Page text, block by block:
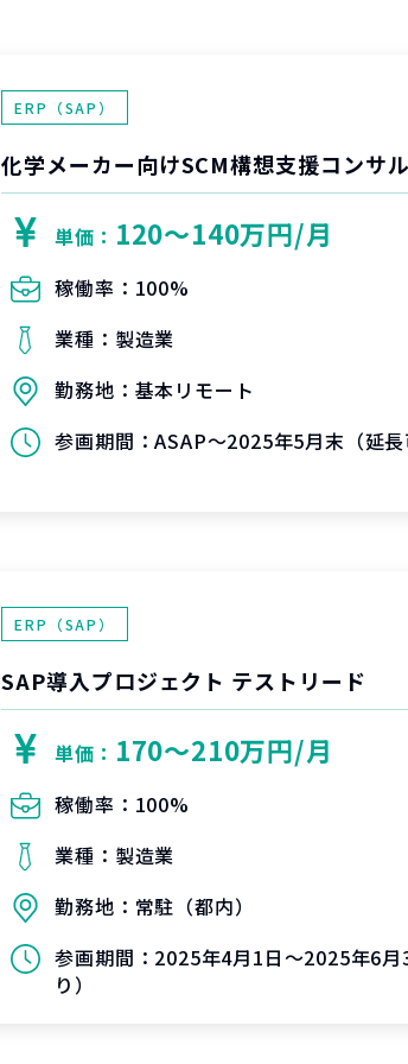
ERP（SAP）
化学メーカー向けSCM構想支援コンサ
単価： 120〜140万円/月
稼働率： 100%
業種： 製造業
勤務地： 基本リモート
参画期間：ASAP～2025年5月末（延長
ERP（SAP）
SAP導入プロジェクト テストリード
単価： 170〜210万円/月
稼働率： 100%
業種： 製造業
勤務地： 常駐（都内）
参画期間： 2025年4月1日～2025年6
り）